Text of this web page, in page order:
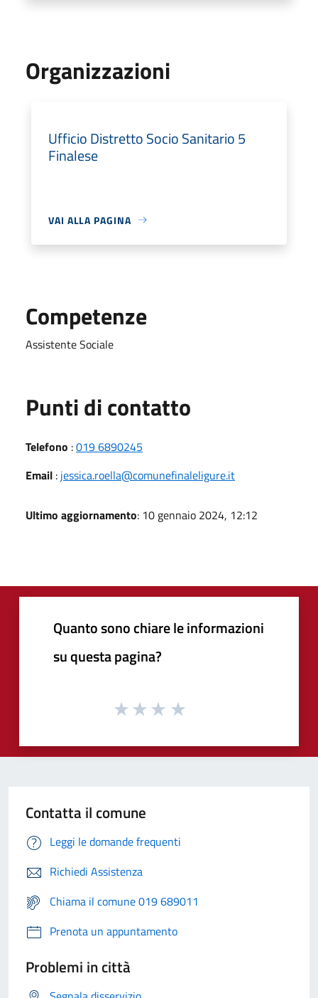
Organizzazioni
Ufficio Distretto Socio Sanitario 5
Finalese
VAI ALLA PAGINA
Competenze
Assistente Sociale
Punti di contatto
Telefono :019 6890245
Email : jessica.roella@comunefinaleligure.it
Ultimo aggiornamento: 10 gennaio 2024, 12:12
Quanto sono chiare le informazioni
su questa pagina?
Contatta il comune
Leggi le domande frequenti
Richiedi Assistenza
Chiama il comune 019 689011
Prenota un appuntamento
Problemi in città